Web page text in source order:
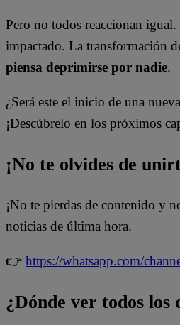
Pero no todos reaccionan igual.
impactado. La transformación
piensa deprimirse por nadie.
¿Será este el inicio de una
¡Descúbrelo en los próximos
¡No te olvides de
¡No te pierdas de contenido y
noticias de última hora.
👉 https://whatsapp.com/
¿Dónde ver todos los